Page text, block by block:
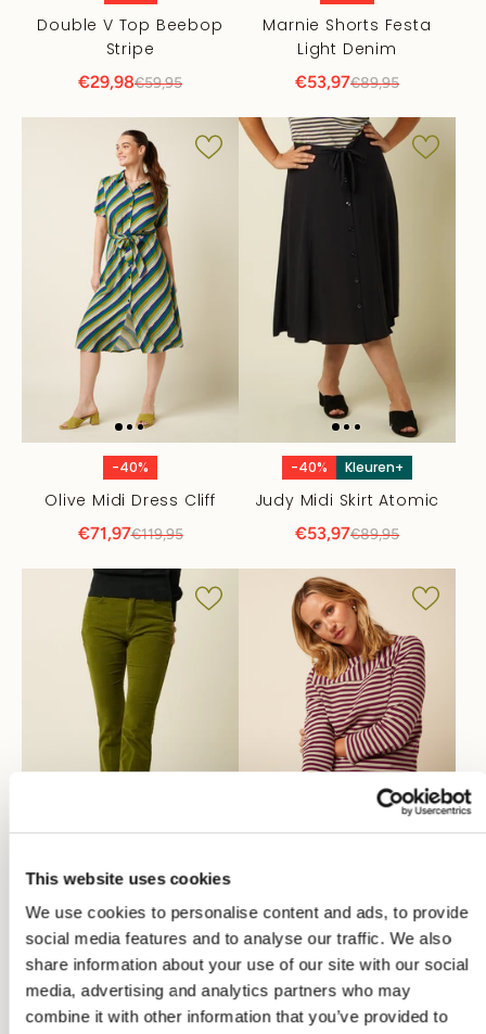
This website uses cookies
We use cookies to personalise content and ads, to provide
social media features and to analyse our traffic. We also
share information about your use of our site with our social
media, advertising and analytics partners who may
combine it with other information that you’ve provided to
Double V Top Beebop
Stripe
€29,98€59,95
Marnie Shorts Festa
Light Denim
€53,97€89,95
-40%
Olive Midi Dress Cliff
€71,97€119,95
-40% Kleuren+
Judy Midi Skirt Atomic
€53,97€89,95
Nieuw
Tammy Flared Pants
Baby Cord
€129,95
Nieuw
Boatneck Yoke Top
Chopito Stripe
€59,95